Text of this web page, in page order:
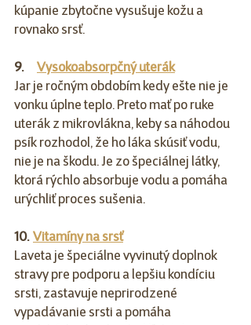
kúpanie zbytočne vysušuje kožu a
rovnako srsť.
9. Vysokoabsorpčný uterák
Jar je ročným obdobím kedy ešte nie je
vonku úplne teplo. Preto mať po ruke
uterák z mikrovlákna, keby sa náhodou
psík rozhodol, že ho láka skúsiť vodu,
nie je na škodu. Je zo špeciálnej látky,
ktorá rýchlo absorbuje vodu a pomáha
urýchliť proces sušenia.
10. Vitamíny na srsť
Laveta je špeciálne vyvinutý doplnok
stravy pre podporu a lepšiu kondíciu
srsti, zastavuje neprirodzené
vypadávanie srsti a pomáha